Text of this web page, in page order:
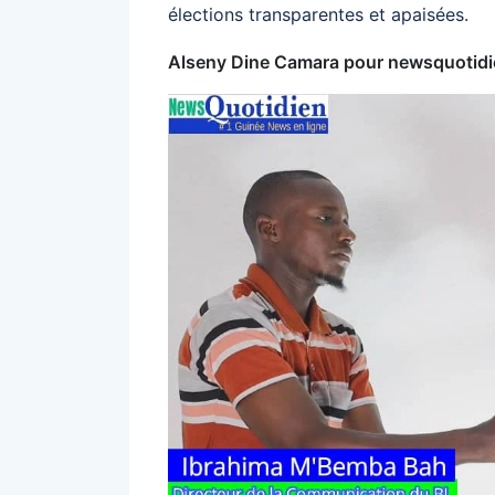
élections transparentes et apaisées.
Alseny Dine Camara pour